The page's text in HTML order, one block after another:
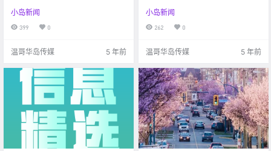
室行窃！！“舞动维多利亚”全城征集
舞蹈视频啦，快来秀出你的舞姿
小岛新闻
399 0
温哥华岛传媒 5 年前
啦！！
小岛新闻
262 0
温哥华岛传媒 5 年前